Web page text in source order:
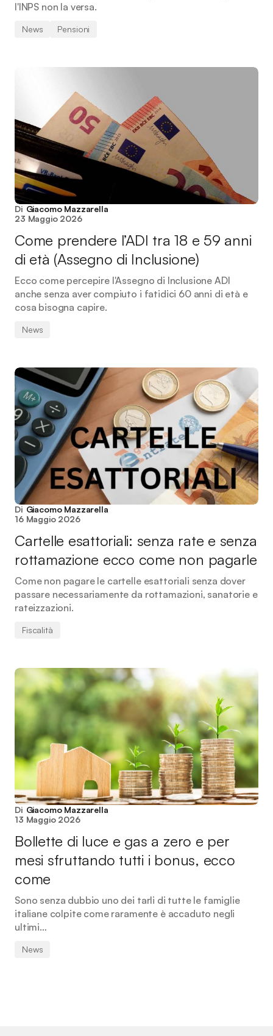
l'INPS non la versa.
News Pensioni
Di Giacomo Mazzarella
23 Maggio 2026
Come prendere l’ADI tra 18 e 59 anni
di età (Assegno di Inclusione)
Ecco come percepire l'Assegno di Inclusione ADI
anche senza aver compiuto i fatidici 60 anni di età e
cosa bisogna capire.
News
Di Giacomo Mazzarella
16 Maggio 2026
Cartelle esattoriali: senza rate e senza
rottamazione ecco come non pagarle
Come non pagare le cartelle esattoriali senza dover
passare necessariamente da rottamazioni, sanatorie e
rateizzazioni.
Fiscalità
Di Giacomo Mazzarella
13 Maggio 2026
Bollette di luce e gas a zero e per
mesi sfruttando tutti i bonus, ecco
come
Sono senza dubbio uno dei tarli di tutte le famiglie
italiane colpite come raramente è accaduto negli
ultimi…
News